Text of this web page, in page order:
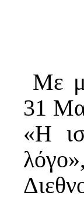
Με
31
«Η